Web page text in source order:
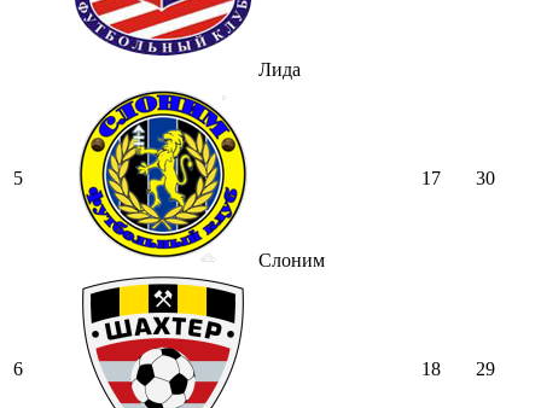
Лида
5
Слоним
17 30
6 18 29